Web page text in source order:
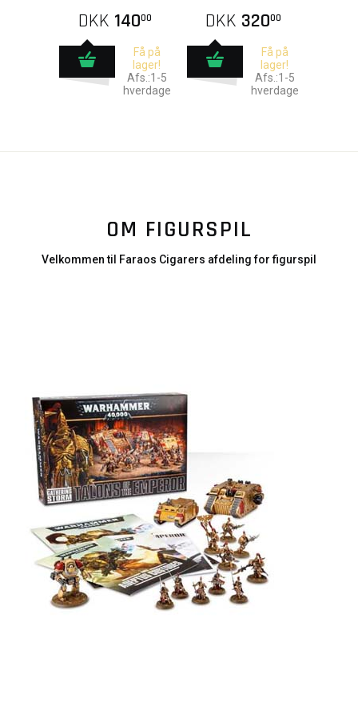
DKK 14000
Få på
lager!
Afs.:1-5
hverdage
DKK 32000
Få på
lager!
Afs.:1-5
hverdage
OM FIGURSPIL
Velkommen til Faraos Cigarers afdeling for figurspil